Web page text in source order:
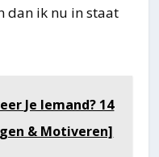
dan ik nu in staat
Je Iemand? 14
& Motiveren]